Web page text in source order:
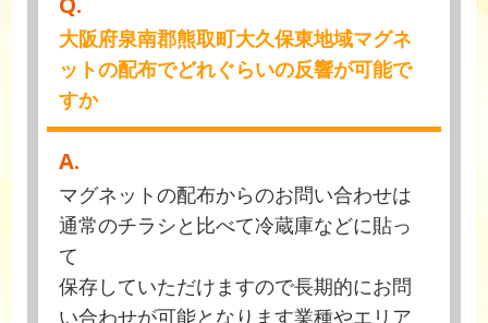
大阪府泉南郡熊取町大久保東地域マグネ
ットの配布でどれぐらいの反響が可能で
すか
A.
マグネットの配布からのお問い合わせは
通常のチラシと比べて冷蔵庫などに貼っ
て
保存していただけますので長期的にお問
い合わせが可能となります業種やエリア